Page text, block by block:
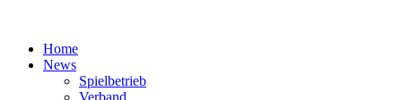
Home
News
Spielbetrieb
Verband